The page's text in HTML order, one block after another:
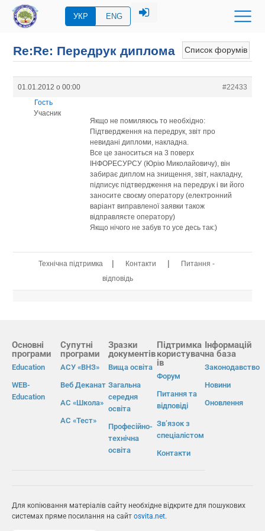
УКР ENG
Список форумів
Re:Re: Передрук диплома
01.01.2012 о 00:00
#22433
Гость
Учасник
Якщо не помиляюсь то необхідно:
Підтвердження на передрук, звіт про
невидані дипломи, накладна.
Все це заноситься на 3 поверх
ІНФОРЕСУРСУ (Юрію Миколайовичу), він
забирає диплом на знищення, звіт, накладну,
підписує підтвердження на передрук і ви його
заносите своєму оператору (електронний
варіант виправленої заявки також
відправляєте оператору)
Якщо нічого не забув то усе десь так:)
Технічна підтримка | Контакти |
Питання -
відповідь
Основні
програми
Education
WEB-
Education
Супутні
програми
АСУ «ВНЗ»
Веб Деканат
АС «Школа»
АС «Тест»
Зразки
документів
Вища освіта
Загальна
середня
освіта
Професійно-
технічна
освіта
Підтримка
користувач
ів
Форум
Питання та
відповіді
Зв’язок з
спеціалістом
Контакти
Інформацій
на база
Законодавство
Новини
Оновлення
Для копіювання матеріалів сайту необхідне відкрите для пошукових
системах пряме посилання на сайт osvita.net.